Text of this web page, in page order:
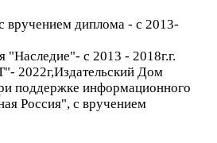
вручением диплома - с 2013-
"Наследие"- с 2013 - 2018г.г.
2022г,Издательский Дом
поддержке информационного
Россия", с вручением